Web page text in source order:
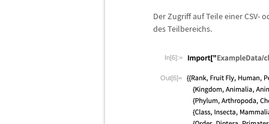
Der Zugriff auf Teile einer CSV-
des Teilbereichs.
In[6]:=
Out[6]=